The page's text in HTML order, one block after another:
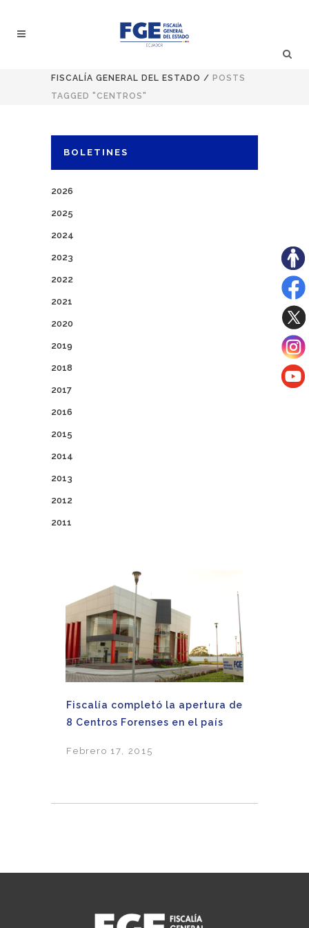
FISCALÍA GENERAL DEL ESTADO / POSTS
TAGGED "CENTROS"
BOLETINES
2026
2025
2024
2023
2022
2021
2020
2019
2018
2017
2016
2015
2014
2013
2012
2011
Fiscalía completó la apertura de
8 Centros Forenses en el país
Febrero 17, 2015